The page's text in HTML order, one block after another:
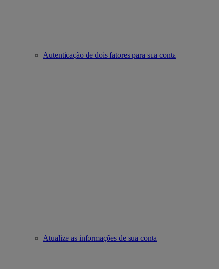
Autenticação de dois fatores para sua conta
Atualize as informações de sua conta